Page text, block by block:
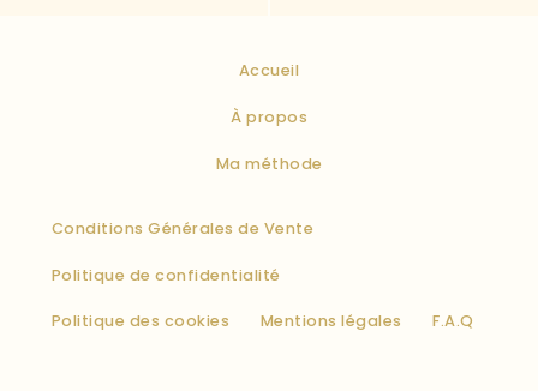
Accueil
À propos
Ma méthode
Conditions Générales de Vente
Politique de confidentialité
Politique des cookies Mentions légales F.A.Q